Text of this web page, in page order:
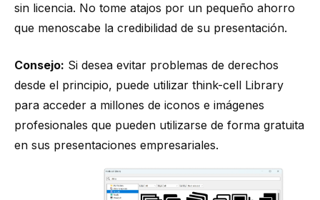
sin licencia. No tome atajos por un pequeño ahorro
que menoscabe la credibilidad de su presentación.
Consejo: Si desea evitar problemas de derechos
desde el principio, puede utilizar think-cell Library
para acceder a millones de iconos e imágenes
profesionales que pueden utilizarse de forma gratuita
en sus presentaciones empresariales.